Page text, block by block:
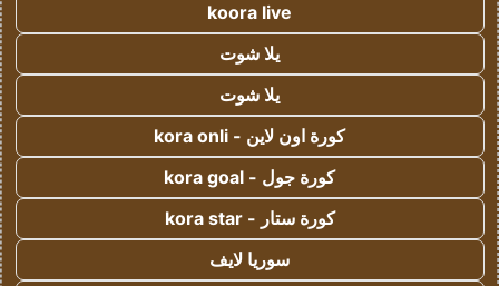
koora live
يلا شوت
يلا شوت
كورة اون لاين - kora onli
كورة جول - kora goal
كورة ستار - kora star
سوريا لايف